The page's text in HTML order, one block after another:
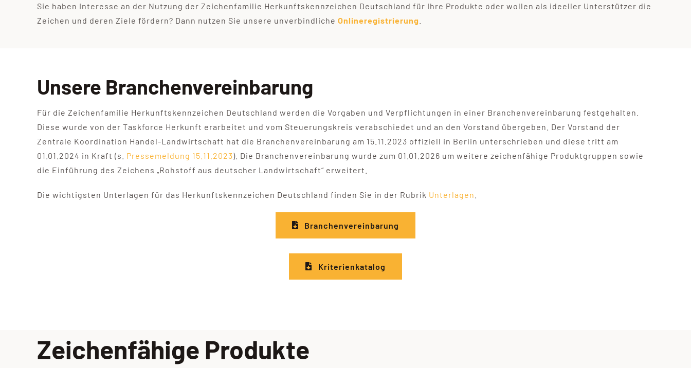
Sie haben Interesse an der Nutzung der Zeichenfamilie Herkunftskennzeichen Deutschland für Ihre Produkte oder wollen als ideeller Unterstützer die
Zeichen und deren Ziele fördern? Dann nutzen Sie unsere unverbindliche Onlineregistrierung
Unsere Branchenvereinbarung
Für die Zeichenfamilie Herkunftskennzeichen Deutschland werden die Vorgaben und Verpflichtungen in einer Branchenvereinbarung festgehalten.
Diese wurde von der Taskforce Herkunft erarbeitet und vom Steuerungskreis verabschiedet und an den Vorstand übergeben. Der Vorstand der
Zentrale Koordination Handel-Landwirtschaft hat die Branchenvereinbarung am 15.11.2023 offiziell in Berlin unterschrieben und diese tritt am
01.01.2024 in Kraft (s. Pressemeldung 15.11.2023). Die Branchenvereinbarung wurde zum 01.01.2026 um weitere zeichenfähige Produktgruppen sowie
die Einführung des Zeichens „Rohstoff aus deutscher Landwirtschaft“ erweitert.
Die wichtigsten Unterlagen für das Herkunftskennzeichen Deutschland finden Sie in der Rubrik Unterlagen
Branchenvereinbarung
Kriterienkatalog
Zeichenfähige Produkte